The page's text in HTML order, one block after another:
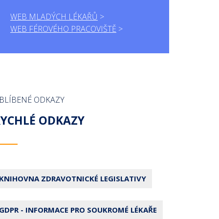
WEB MLADÝCH LÉKAŘŮ
WEB FÉROVÉHO PRACOVIŠTĚ
ODKAZY
ODKAZY
ZDRAVOTNICKÉ LEGISLATIVY
- INFORMACE PRO SOUKROMÉ LÉKAŘE